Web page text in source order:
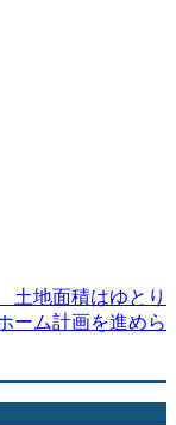
土地面積はゆとり
ーム計画を進めら